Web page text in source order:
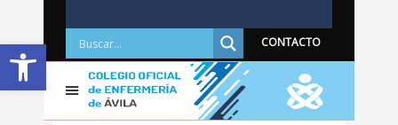
Abrir barra de herramientas CONTACTO